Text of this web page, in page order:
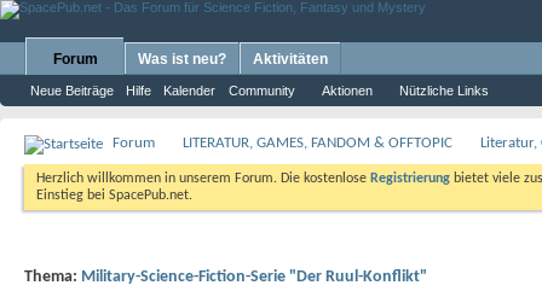
Forum
Neue Beiträge Hilfe Kalender Community Aktionen Nützliche Links
Was ist neu? Aktivitäten
Forum LITERATUR, GAMES, FANDOM & OFFTOPIC Literatur,
Herzlich willkommen in unserem Forum. Die kostenlose Registrierung bietet viele
Einstieg bei SpacePub.net.
Thema: Military-Science-Fiction-Serie "Der Ruul-Konflikt"